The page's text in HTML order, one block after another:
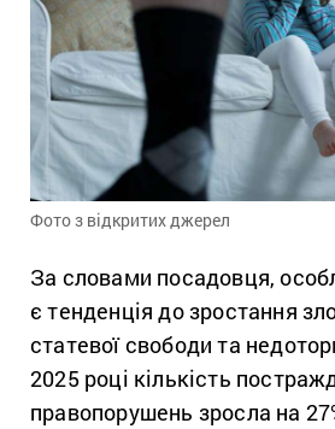
Фото з відкритих джерел
За словами посадовця,
є тенденція до зростання
статевої свободи та
2025 році кількість
правопорушень зросла на